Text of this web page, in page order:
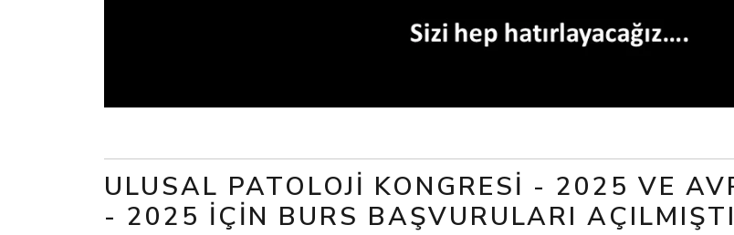
ULUSAL PATOLOJI KONGRESI - 2025 VE
- 2025 IÇIN BURS BAŞVURULARI